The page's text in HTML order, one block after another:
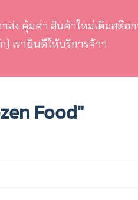
ส่ง คุ้มค่า สินค้าใหม่เติมสต๊อ
) เรายินดีให้บริการจ้าา
Food"